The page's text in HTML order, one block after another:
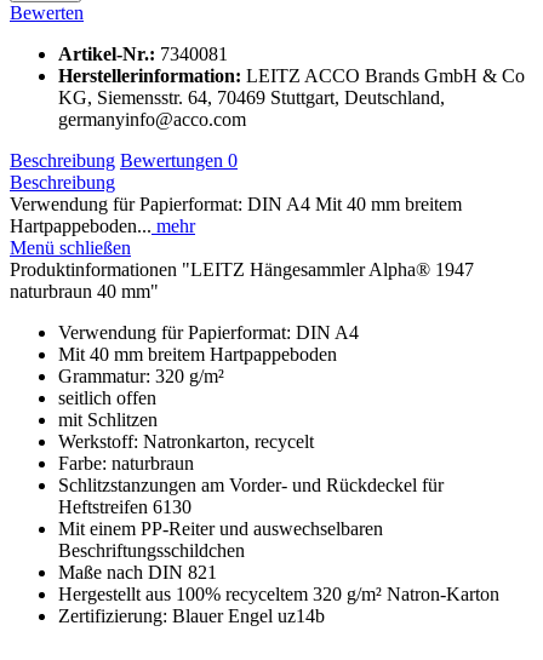
Bewerten
Artikel-Nr.: 7340081
Herstellerinformation: LEITZ ACCO Brands GmbH & Co
KG, Siemensstr. 64, 70469 Stuttgart, Deutschland,
germanyinfo@acco.com
Beschreibung Bewertungen 0
Beschreibung
Verwendung für Papierformat: DIN A4 Mit 40 mm breitem
Hartpappeboden... mehr
Menü schließen
Produktinformationen "LEITZ Hängesammler Alpha® 1947
naturbraun 40 mm"
Verwendung für Papierformat: DIN A4
Mit 40 mm breitem Hartpappeboden
Grammatur: 320 g/m²
seitlich offen
mit Schlitzen
Werkstoff: Natronkarton, recycelt
Farbe: naturbraun
Schlitzstanzungen am Vorder- und Rückdeckel für
Heftstreifen 6130
Mit einem PP-Reiter und auswechselbaren
Beschriftungsschildchen
Maße nach DIN 821
Hergestellt aus 100% recyceltem 320 g/m² Natron-Karton
Zertifizierung: Blauer Engel uz14b